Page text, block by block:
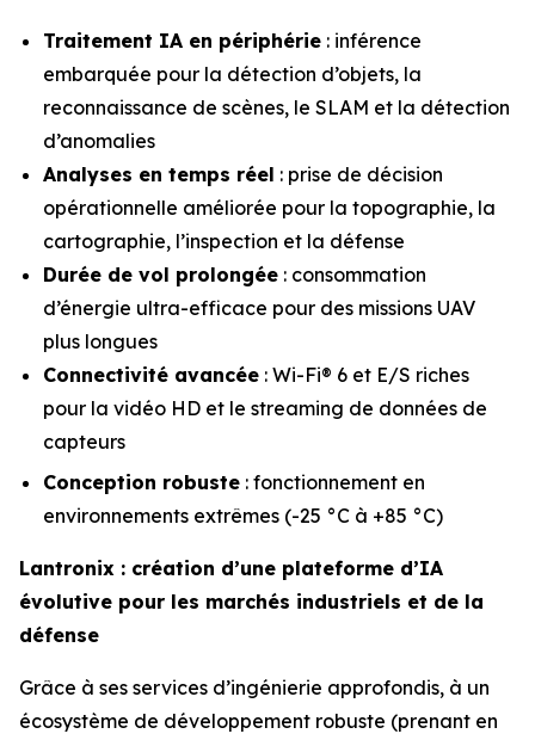
Traitement IA en périphérie : inférence
embarquée pour la détection d’objets, la
reconnaissance de scènes, le SLAM et la détection
d’anomalies
Analyses en temps réel : prise de décision
opérationnelle améliorée pour la topographie, la
cartographie, l’inspection et la défense
Durée de vol prolongée : consommation
d’énergie ultra-efficace pour des missions UAV
plus longues
Connectivité avancée : Wi-Fi® 6 et E/S riches
pour la vidéo HD et le streaming de données de
capteurs
Conception robuste : fonctionnement en
environnements extrêmes (-25 °C à +85 °C)
Lantronix : création d’une plateforme d’IA
évolutive pour les marchés industriels et de la
défense
Grâce à ses services d’ingénierie approfondis, à un
écosystème de développement robuste (prenant en